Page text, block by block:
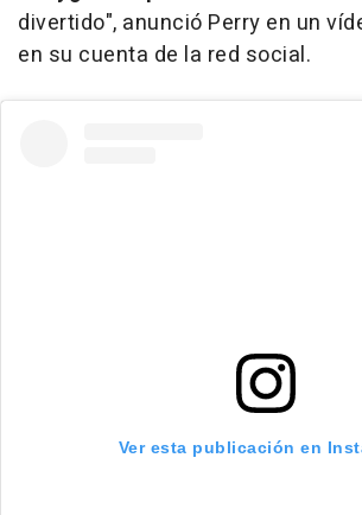
divertido", anunció Perry en un
en su cuenta de la red social.
Ver esta publicación en